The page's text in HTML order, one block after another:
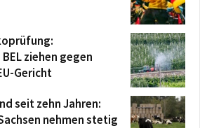
ziehen gegen
Gericht
seit zehn Jahren:
nehmen stetig